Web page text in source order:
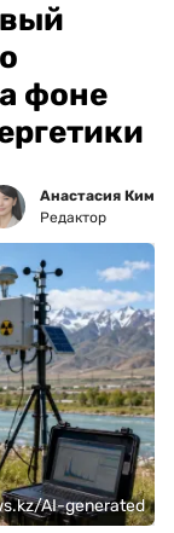
фоне
Анастасия Ким
Редактор
AI-generated